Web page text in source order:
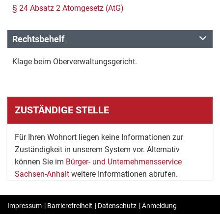
§ 24 Absatz 2 Atomgesetz (AtG)
Rechtsbehelf
Klage beim Oberverwaltungsgericht.
ZUSTÄNDIGE STELLE
Für Ihren Wohnort liegen keine Informationen zur
Zuständigkeit in unserem System vor. Alternativ
können Sie im Bürger- und Unternehmensservice
Sachsen-Anhalt weitere Informationen abrufen.
Impressum | Barrierefreiheit | Datenschutz |Anmeldung